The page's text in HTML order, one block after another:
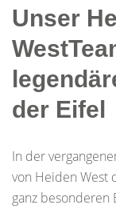
Unser
der Eifel
In der
von Heiden West
ganz besonderen